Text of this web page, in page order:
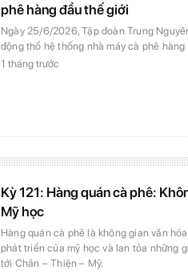
phê hàng đầu thế giới
1 tháng trước
Ngày 25/6/2026, Tập đoàn Trung
động thổ hệ thống nhà máy cà phê
Kỳ 121: Hàng quán cà phê:
Mỹ học
Hàng quán cà phê là không gian văn
phát triển của mỹ học và lan tỏa những
tới Chân – Thiện – Mỹ.